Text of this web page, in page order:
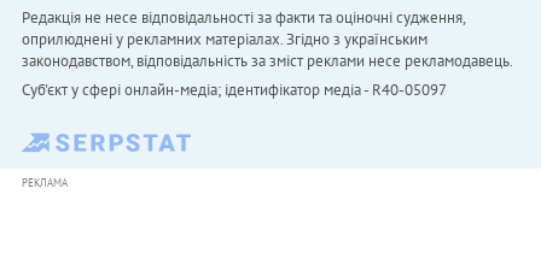
Редакція не несе відповідальності за факти та оціночні судження,
оприлюднені у рекламних матеріалах. Згідно з українським
законодавством, відповідальність за зміст реклами несе рекламодавець.
Cуб'єкт у сфері онлайн-медіа; ідентифікатор медіа - R40-05097
РЕКЛАМА